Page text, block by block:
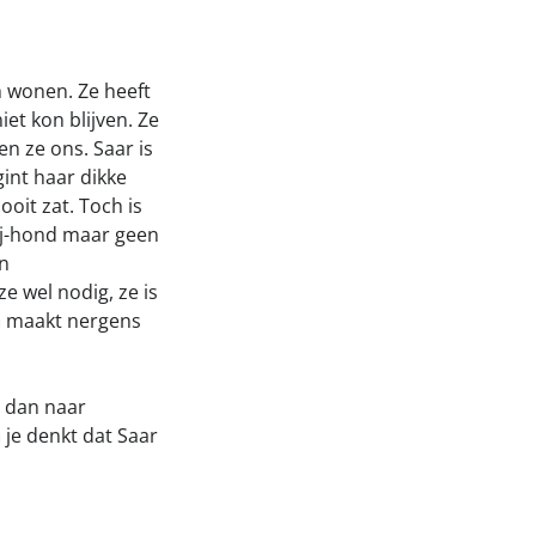
Ze heeft
kon blijven. Ze
ze ons. Saar is
haar dikke
zat. Toch is
hond maar geen
wel nodig, ze is
maakt nergens
naar
denkt dat Saar